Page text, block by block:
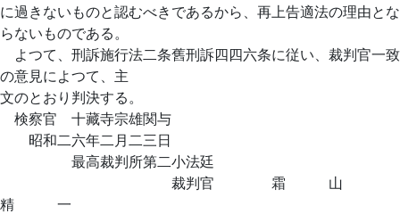
に過きないものと認むべきであるから、再上告適法の理由とな
らないものである。
よつて、刑訴施行法二条舊刑訴四四六条に従い、裁判官一致
の意見によつて、主
文のとおり判決する。
検察官 十藏寺宗雄関与
昭和二六年二月二三日
最高裁判所第二小法廷
裁判官 霜 山
精 一